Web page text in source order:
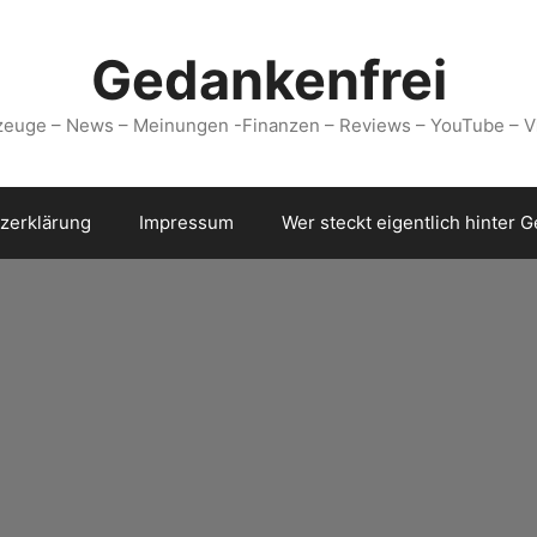
Gedankenfrei
– News – Meinungen -Finanzen – Reviews – YouTube –
Impressum Wer steckt eigentlich hinter